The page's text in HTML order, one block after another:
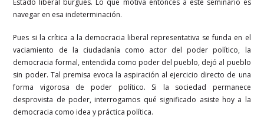
navegar en esa indeterminación.
Pues si la crítica a la democracia liberal representativa se funda en el
vaciamiento de la ciudadanía como actor del poder político, la
democracia formal, entendida como poder del pueblo, dejó al pueblo
sin poder. Tal premisa evoca la aspiración al ejercicio directo de una
forma vigorosa de poder político. Si la sociedad permanece
desprovista de poder, interrogamos qué significado asiste hoy a la
democracia como idea y práctica política.